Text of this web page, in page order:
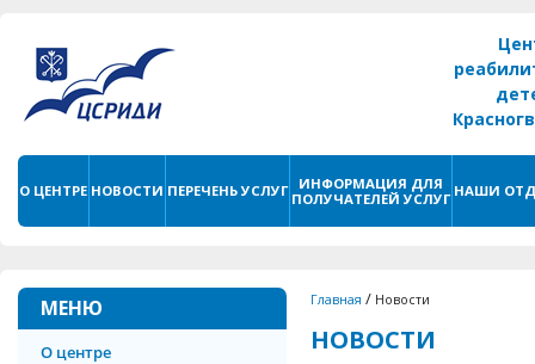
О ЦЕНТРЕ НОВОСТИ ПЕРЕЧЕНЬ УСЛУГ
ИНФОРМАЦИЯ ДЛЯ
ПОЛУЧАТЕЛЕЙ УСЛУГ НАШИ
МЕНЮ
О центре
Главная / Новости
НОВОСТИ